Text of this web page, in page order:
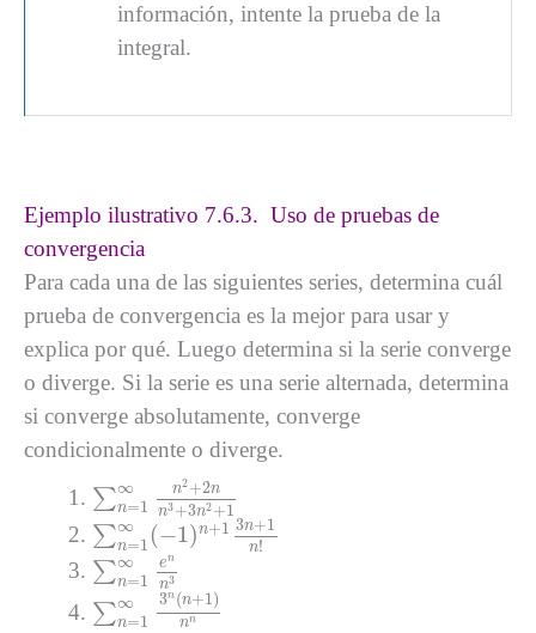
información, intente la prueba de la
integral.
Ejemplo ilustrativo 7.6.3. Uso de pruebas de
convergencia
Para cada una de las siguientes series, determina cuál
prueba de convergencia es la mejor para usar y
explica por qué. Luego determina si la serie converge
o diverge. Si la serie es una serie alternada, determina
si converge absolutamente, converge
condicionalmente o diverge.
∑∞
n=1
n2+2n
n3+3n2+1
n= n2+ 2n
∑∞
n=1 (−1)n+1 3n+1
n!
∑n= 1∞(−1)n+13n+
∑∞
n=1
en
n3
∑n=1∞en n
∑∞
n=1
3n (n+1)
nn
∑n=1∞3n( n+